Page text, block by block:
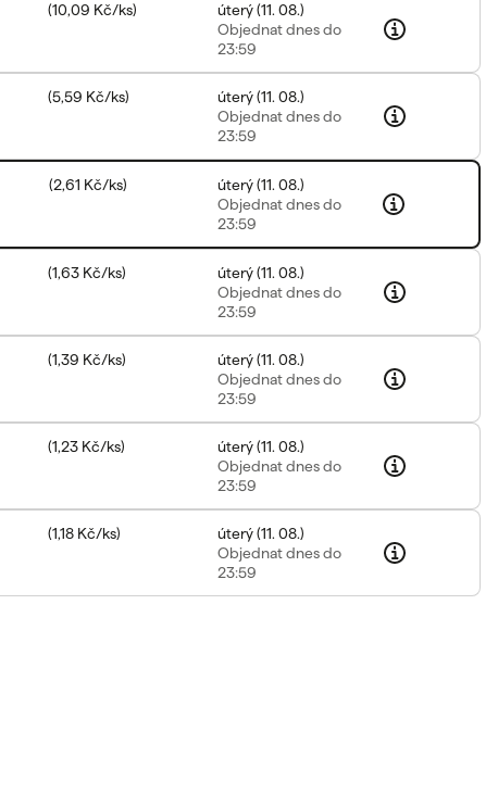
(10,09 Kč/ks) úterý(11. 08.)
Objednatdnes do
23:59
(5,59 Kč/ks) úterý(11. 08.)
Objednatdnes do
23:59
(2,61 Kč/ks) úterý(11. 08.)
Objednatdnes do
23:59
(1,63 Kč/ks) úterý(11. 08.)
Objednatdnes do
23:59
(1,39 Kč/ks) úterý(11. 08.)
Objednatdnes do
23:59
(1,23 Kč/ks) úterý(11. 08.)
Objednatdnes do
23:59
(1,18 Kč/ks) úterý(11. 08.)
Objednatdnes do
23:59